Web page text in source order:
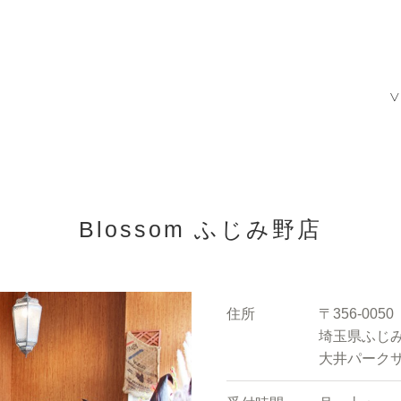
Blossom ふじみ野店
住所
〒356-0050
埼玉県ふじ
大井パーク